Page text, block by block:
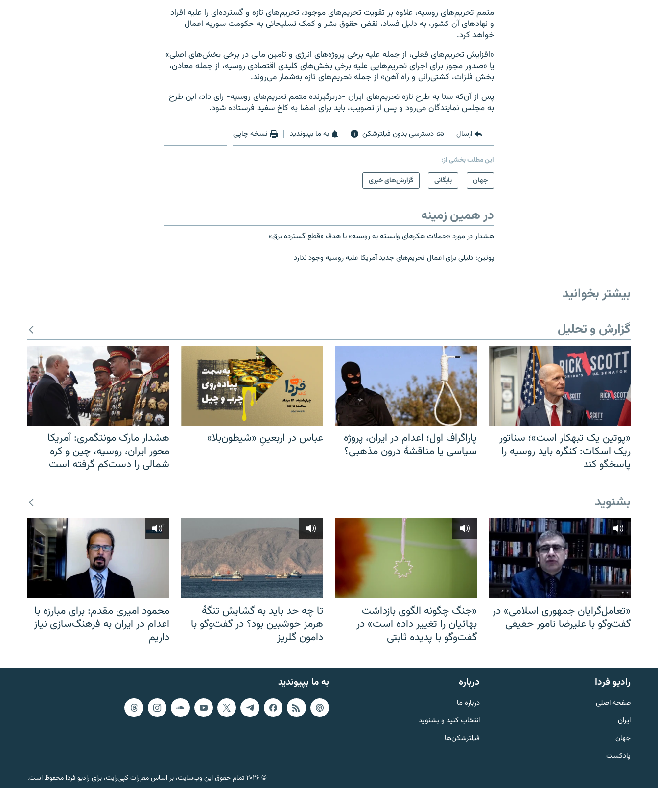
English
به ما بپیوندید
متمم تحریم‌های روسیه، علاوه بر تقویت تحریم‌های موجود، تحریم‌های تازه و گسترده‌ای را علیه افراد
و نهادهای آن کشور، به دلیل فساد، نقض حقوق بشر و کمک تسلیحاتی به حکومت سوریه اعمال
خواهد کرد.
«افزایش تحریم‌های فعلی، از جمله علیه برخی پروژه‌های انرژی و تامین مالی در برخی بخش‌های اصلی»
یا «صدور مجوز برای اجرای تحریم‌هایی علیه برخی بخش‌های کلیدی اقتصادی روسیه، از جمله معادن،
بخش فلزات، کشتی‌رانی و راه آهن» از جمله تحریم‌های تازه به‌شمار می‌روند.
پس از آن‌که سنا به طرح تازه تحریم‌های ایران -دربرگیرنده متمم تحریم‌های روسیه- رای داد، این طرح
به مجلس نمایندگان می‌رود و پس از تصویب، باید برای امضا به کاخ سفید فرستاده شود.
ارسال دسترسی بدون فیلترشکن به ما بپیوندید نسخه چاپی
این مطلب بخشی از:
جهان
بایگانی گزارش‌های خبری
در همین زمینه
هشدار در مورد «حملات هکرهای وابسته به روسیه» با هدف «قطع گسترده برق»
پوتین: دلیلی برای اعمال تحریم‌های جدید آمریکا علیه روسیه وجود ندارد
بیشتر بخوانید
گزارش و تحلیل
«پوتین یک تبهکار است»؛ سناتور
ریک اسکات: کنگره باید روسیه را
پاسخگو کند
پاراگراف اول؛ اعدام در ایران، پروژه
سیاسی یا مناقشهٔ درون مذهبی؟
عباس در اربعینِ «شیطون‌بلا»
هشدار مارک مونتگمری: آمریکا
محور ایران، روسیه، چین و کره
شمالی را دست‌کم گرفته است
بشنوید
«تعامل‌گرایان جمهوری اسلامی» در
گفت‌وگو با علیرضا نامور حقیقی
«جنگ چگونه الگوی بازداشت
بهائیان را تغییر داده است» در
گفت‌وگو با پدیده ثابتی
تا چه حد باید به گشایش تنگهٔ
هرمز خوشبین بود؟ در گفت‌وگو با
دامون گلریز
محمود امیری مقدم: برای مبارزه با
اعدام در ایران به فرهنگ‌سازی نیاز
داریم
به ما بپیوندید رادیو فردا
صفحه اصلی
ایران
جهان
پادکست
درباره
درباره ما
انتخاب کنید و بشنوید
فیلترشکن‌ها
© ۲۰۲۶ تمام حقوق این وب‌سایت، بر اساس مقررات کپی‌رایت، برای رادیو فردا محفوظ است.